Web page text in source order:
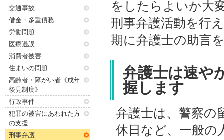
交通事故
借金・多重債務
労働問題
医療過誤
消費者被害
住まいの問題
高齢者・障がい者《成年
後見制度》
行政事件
犯罪の被害にあわれた方
の支援
刑事弁護
をしたらよいか大
刑事弁護活動を行
期に弁護士の助言
弁護士は速や
握します
弁護士は、警察の
休日など、一般の